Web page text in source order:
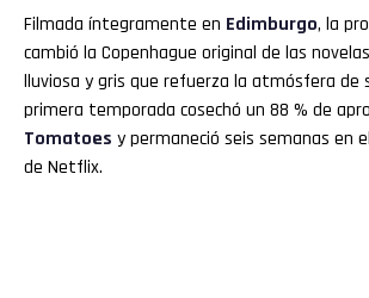
Filmada íntegramente en Edimburgo, la
cambió la Copenhague original de las
lluviosa y gris que refuerza la atmósfera de
primera temporada cosechó un 88 % de
Tomatoes y permaneció seis semanas en
de Netflix.